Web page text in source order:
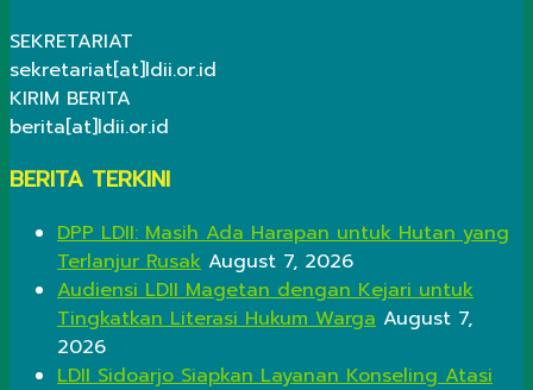
SEKRETARIAT
sekretariat[at]ldii.or.id
KIRIM BERITA
berita[at]ldii.or.id
BERITA TERKINI
DPP LDII: Masih Ada Harapan untuk Hutan yang
Terlanjur Rusak August 7, 2026
Audiensi LDII Magetan dengan Kejari untuk
Tingkatkan Literasi Hukum Warga August 7,
2026
LDII Sidoarjo Siapkan Layanan Konseling Atasi